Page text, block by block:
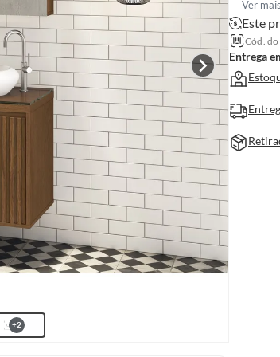
+2
Ver mais
Este
Cód.
Entrega